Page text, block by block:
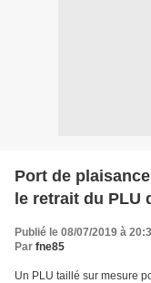
Port de
le retrait du PLU
Publié le 08/07/2019 à
Par fne85
Un PLU taillé sur mesure